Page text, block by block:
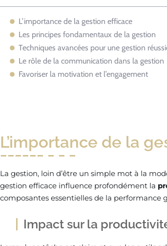
L’importance de la gestion efficace
Les principes fondamentaux de la gestion
Techniques avancées pour une gestion
Le rôle de la communication dans la gestion
Favoriser la motivation et l’engagement
L’importance de la
La gestion, loin d’être un simple mot à la
gestion efficace influence profondément la
composantes essentielles de la
Impact sur la